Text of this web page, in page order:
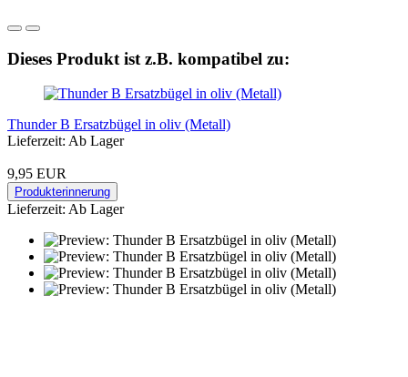
Dieses Produkt ist z.B. kompatibel zu:
Thunder B Ersatzbügel in oliv (Metall)
Lieferzeit: Ab Lager
9,95 EUR
Produkterinnerung
Lieferzeit: Ab Lager